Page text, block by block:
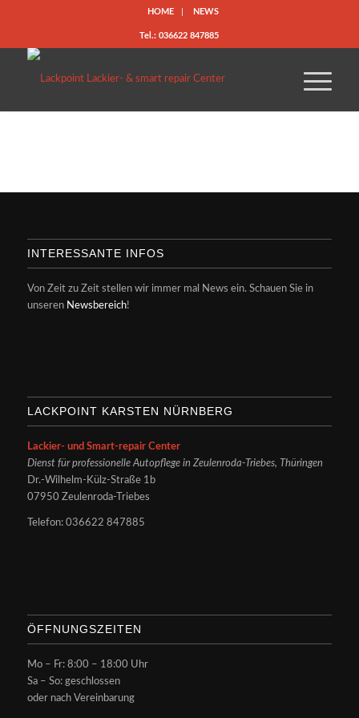
HOME NEWS
Tel.: 036622 847885
INTERESSANTE INFOS
Von Zeit zu Zeit stellen wir immer mal News ein. Schauen Sie in
unseren Newsbereich!
LACKPOINT KARSTEN NÜRNBERG
Lackier- und Smart-repair Center
Dienst für professionelle Autopflege in Zeulenroda-Triebes, Thüringen
Dr.-Wilhelm-Külz-Straße 1b
07950 Zeulenroda-Triebes
Telefon: 036622 847885
ÖFFNUNGSZEITEN
Mo – Fr: 8:00 – 18:00 Uhr
Sa – So: geschlossen
oder nach Vereinbarung